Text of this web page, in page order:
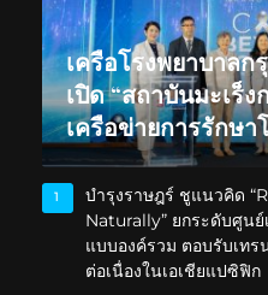
เครือโรงพยาบาลก
เปิด “สถาบันมะเร็ง
เครือข่ายการรักษา
1
บำรุงราษฎร์ ชูแนวคิด
Naturally” ยกระดับศูน
แบบองค์รวม ตอบรับเท
ต่อเนื่องในเอเชียแปซิฟิก